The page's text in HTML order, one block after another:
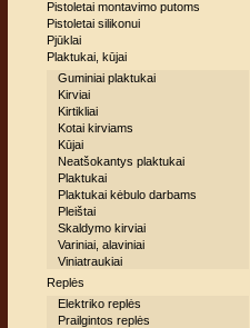
Pistoletai montavimo putoms
Pistoletai silikonui
Pjūklai
Plaktukai, kūjai
Guminiai plaktukai
Kirviai
Kirtikliai
Kotai kirviams
Kūjai
Neatšokantys plaktukai
Plaktukai
Plaktukai kėbulo darbams
Pleištai
Skaldymo kirviai
Variniai, alaviniai
Viniatraukiai
Replės
Elektriko replės
Prailgintos replės